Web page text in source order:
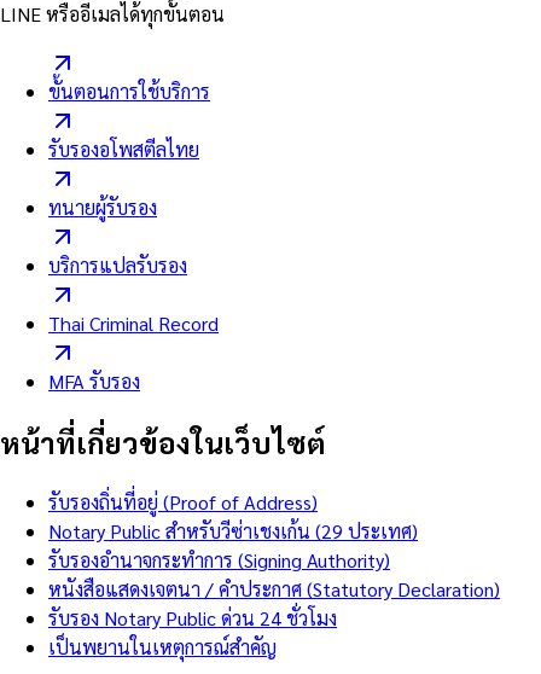
LINE หรืออีเมลได้ทุกขั้นตอน
ขั้นตอนการใช้บริการ
รับรองอโพสตีลไทย
ทนายผู้รับรอง
บริการแปลรับรอง
Thai Criminal Record
MFA รับรอง
หน้าที่เกี่ยวข้องในเว็บไซต์
รับรองถิ่นที่อยู่ (Proof of Address)
Notary Public สำหรับวีซ่าเชงเก้น (29 ประเทศ)
รับรองอำนาจกระทำการ (Signing Authority)
หนังสือแสดงเจตนา / คำประกาศ (Statutory Declaration)
รับรอง Notary Public ด่วน 24 ชั่วโมง
เป็นพยานในเหตุการณ์สำคัญ